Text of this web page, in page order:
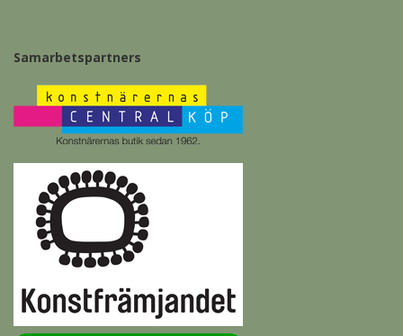
Samarbetspartners